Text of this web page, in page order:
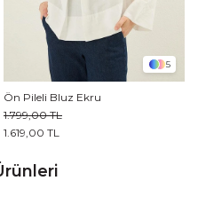
5
Ön Pileli Bluz Ekru
1.619,00 TL
1.799,00 TL